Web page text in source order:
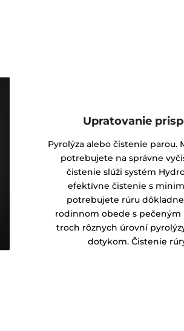
Upratovanie
Pyrolýza alebo čistenie parou.
potrebujete na správne
čistenie slúži systém
efektívne čistenie s
potrebujete rúru
rodinnom obede s pečeným
troch rôznych úrovní
dotykom. Čistenie